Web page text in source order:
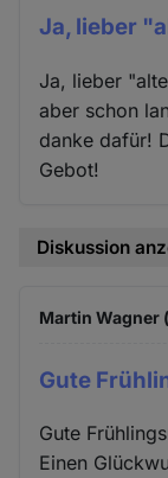
Ja, lieber
Ja, lieber
aber schon
danke dafür!
Gebot!
Diskussion
Martin Wagner
Gute
Gute
Einen